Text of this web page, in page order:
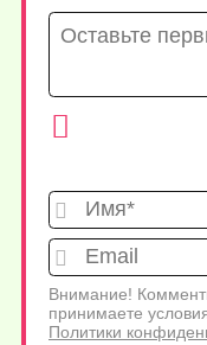
Внимание!
принимаете
Политики